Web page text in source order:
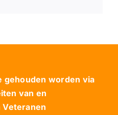
gehouden worden via
van en